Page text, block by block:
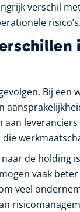
verschil
risico’s.
Bij een
leveranciers
de holding
vaak
veel